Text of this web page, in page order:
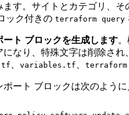
す。サイトとカテゴリ、そ
ック付きの terraform query
ート ブロックを生成します
になり、特殊文字は削除さ
variables.tf
ポート ブロックは次のよう